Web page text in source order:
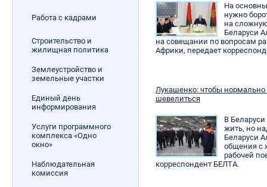
Работа с кадрами
Строительство и
жилищная политика
Землеустройство и
земельные участки
Единый день
информирования
Услуги программного
комплекса «Одно
окно»
Наблюдательная
комиссия
На
нужно
на
Беларуси
на совещании по вопросам
Африки, передает
Лукашенко: чтобы нормально
шевелиться
В
жить, но
Беларуси
общения с
рабочей
корреспондент БЕЛТА.